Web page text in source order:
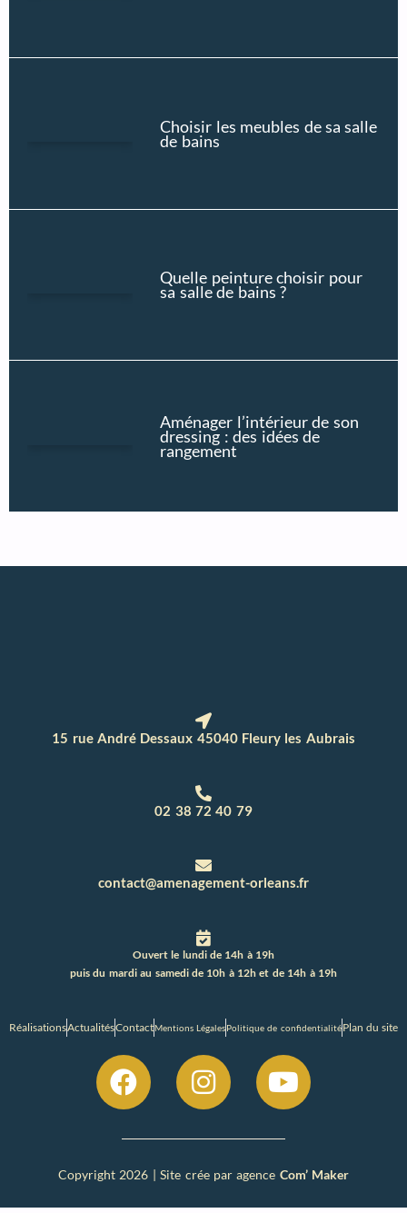
Choisir les meubles de sa salle
de bains
Quelle peinture choisir pour
sa salle de bains ?
Aménager l’intérieur de son
dressing : des idées de
rangement
15 rue André Dessaux 45040 Fleury les Aubrais
02 38 72 40 79
contact@amenagement-orleans.fr
Ouvert le lundi de 14h à 19h
puis du mardi au samedi de 10h à 12h et de 14h à 19h
RéalisationsActualitésContactMentions LégalesPolitique de confidentialitéPlan du site
Copyright 2026 | Site crée par agence Com’ Maker